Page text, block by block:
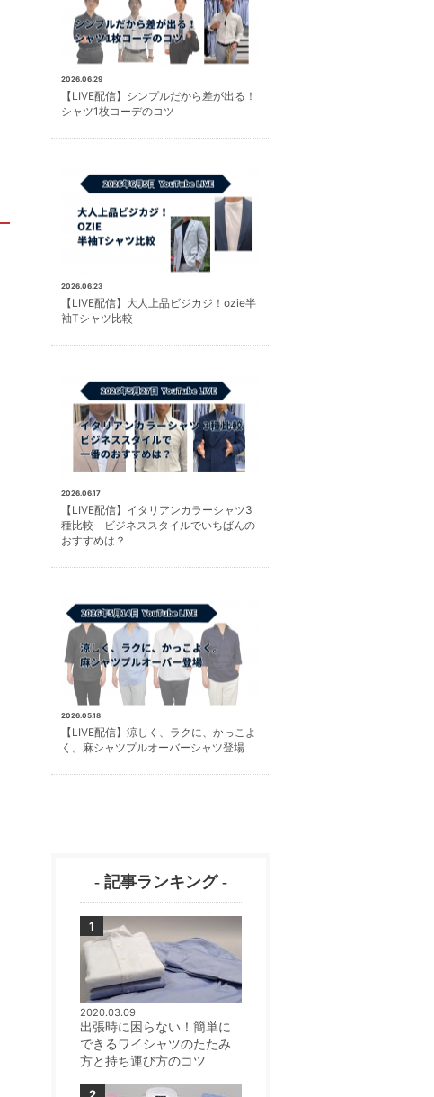
2026.06.29
【LIVE配信】シンプルだから差が出る！
シャツ1枚コーデのコツ
2026.06.23
【LIVE配信】大人上品ビジカジ！ozie半
袖Tシャツ比較
2026.06.17
【LIVE配信】イタリアンカラーシャツ3
種比較 ビジネススタイルでいちばんの
おすすめは？
2026.05.18
【LIVE配信】涼しく、ラクに、かっこよ
く。麻シャツプルオーバーシャツ登場
- 記事ランキング -
2020.03.09
出張時に困らない！簡単に
できるワイシャツのたたみ
方と持ち運び方のコツ